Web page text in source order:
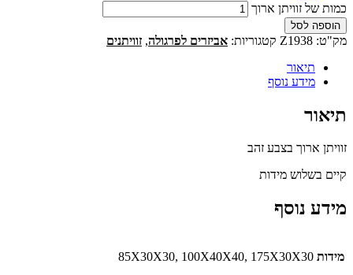
כמות של זוויתן ארוך
הוספה לסל
מק"ט: Z1938 קטגוריות: אביזרים לפרגולה, זוויתנים
תיאור
מידע נוסף
תיאור
זוויתן ארוך בצבע זהב
קיים בשלוש מידות
מידע נוסף
מידות 85X30X30, 100X40X40, 175X30X30